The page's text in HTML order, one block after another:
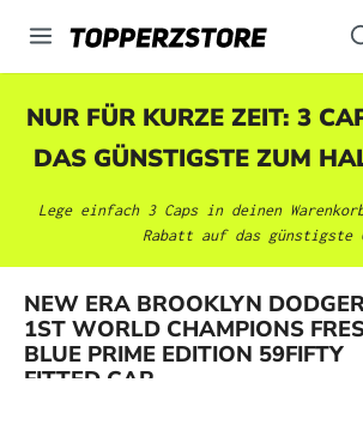
springen
NUR FÜR KURZE ZEIT: 3
DAS GÜNSTIGSTE ZUM
Lege einfach 3 Caps in deinen
Rabatt auf das günstigste
NEW ERA BROOKLYN
1ST WORLD CHAMPIONS
BLUE PRIME EDITION 59FIFTY
FITTED CAP
Bildergalerie überspringen